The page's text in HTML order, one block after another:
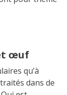
œuf
qu’à
dans de